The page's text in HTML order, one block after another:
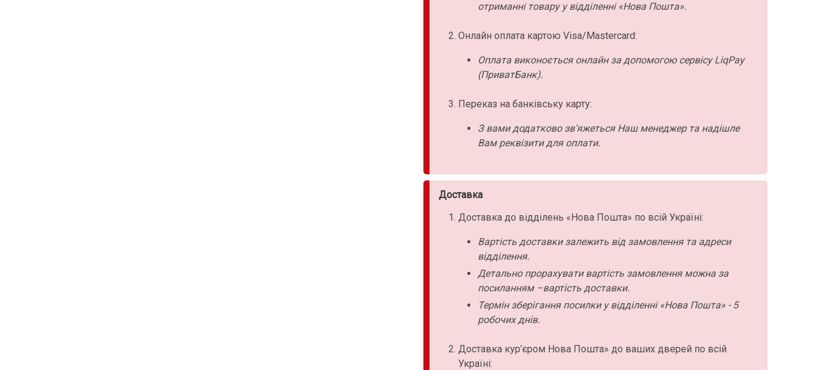
отриманні товару у відділенні «Нова Пошта».
Онлайн оплата картою Visa/Mastercard:
Оплата виконоється онлайн за допомогою сервісу LiqPay
(ПриватБанк).
Переказ на банківську карту:
З вами додатково зв'яжеться Наш менеджер та надішле
Вам реквізити для оплати.
Доставка
Доставка до відділень «Нова Пошта» по всій Україні:
Вартість доставки залежить від замовлення та адреси
відділення.
Детально прорахувати вартість замовлення можна за
посиланням –вартість доставки.
Термін зберігання посилки у відділенні «Нова Пошта» - 5
робочих днів.
Доставка кур’єром Нова Пошта» до ваших дверей по всій
Україні: